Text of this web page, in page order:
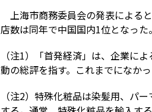
上海市商務委員会の発表による
店数は同年で中国国内1位となった。
（注1）「首発経済」は、企業に
動の総評を指す。これまでになか
（注2）特殊化粧品は染髪⽤、パ